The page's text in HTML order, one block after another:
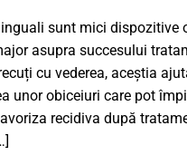
sunt mici dispozitive
asupra succesului
cu vederea, aceștia
unor obiceiuri care pot
recidiva după